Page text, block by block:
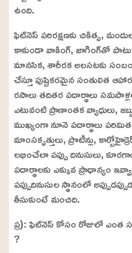
ఉంది.
ఫిట్‌నెస్ పరిరక్షణకు చికిత్స,
కాకుండా వాకింగ్‌, జాగింగ్‌తో
మానసిక, శారీరక అలసటకు
చేస్తూ పుష్టికరమైన సంతులిత
రసాలు తదితర పదార్థాలు
ఎటువంటి ప్రాణాంతక వ్యాధులు,
ముఖ్యంగా నూనె పదార్థాలు
మాంసకృత్తులు, ప్రొటీన్లు,
లభించేలా పప్పు దినుసులు,
పదార్థాలకు ఎక్కువ ప్రాధాన్యం
పప్పుదినుసుల స్థానంలో
తీసుకుంటే మంచిది.
ప్ర): ఫిట్‌నెస్ కోసం రోజులో
?